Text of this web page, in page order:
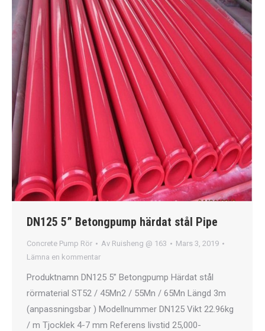
DN125 5” Betongpump härdat stål Pipe
Concrete Pump Rör Av Ruisheng @ 163
Mars 3, 2019
Lämna en kommentar
Produktnamn DN125 5” Betongpump Härdat stål
rörmaterial ST52 / 45Mn2 / 55Mn / 65Mn Längd 3m
(anpassningsbar ) Modellnummer DN125 Vikt 22.96kg
/ m Tjocklek 4-7 mm Referens livstid 25,000-